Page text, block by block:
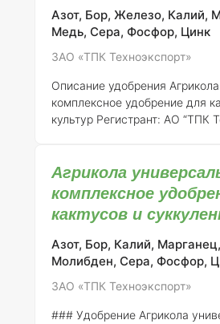
разработанное для
потребностей различных
сельскохозяйственных
овощные, плодовые и
роста и
Азот, Бор, Железо, Калий,
Медь, Сера, Фосфор, Цинк
ЗАО «ТПК Техноэкспорт»
Описание удобрения
комплексное удобрение для
культур Регистрант: АО “ТПК
государственной регистрации
Общее описание:Агрикола
универсальное комплексное
капустных культур
сбалансированный
разработанный для
оптимального роста и
семейства капустных. Данное
Агрикола
комплексное
кактусов и
Азот, Бор, Калий,
Молибден, Сера, Фосфор,
ЗАО «ТПК Техноэкспорт»
### Удобрение Агрикола